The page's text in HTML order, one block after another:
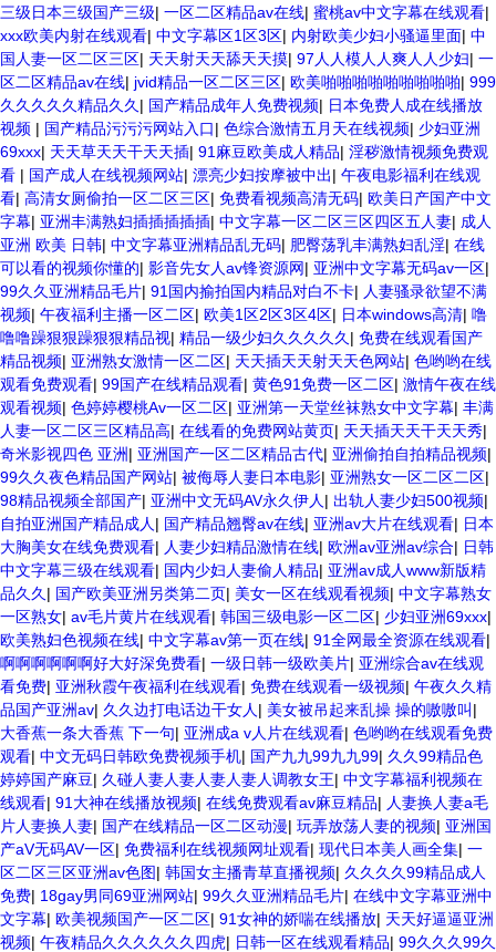
三级日本三级国产三级| 一区二区精品av在线| 蜜桃av中文字幕在线观看|
xxx欧美内射在线观看| 中文字幕区1区3区| 内射欧美少妇小骚逼里面| 中
国人妻一区二区三区| 天天射天天舔天天摸| 97人人模人人爽人人少妇| 一
区二区精品av在线| jvid精品一区二区三区| 欧美啪啪啪啪啪啪啪啪啪| 999
久久久久久精品久久 | 国产精品成年人免费视频| 日本免费人成在线播放
视频 | 国产精品污污污网站入口| 色综合激情五月天在线视频| 少妇亚洲
69xxx| 天天草天天干天天插| 91麻豆欧美成人精品| 淫秽激情视频免费观
看 | 国产成人在线视频网站| 漂亮少妇按摩被中出| 午夜电影福利在线观
看| 高清女厕偷拍一区二区三区| 免费看视频高清无码| 欧美日产国产中文
字幕| 亚洲丰满熟妇插插插插插| 中文字幕一区二区三区四区五人妻| 成人
亚洲 欧美 日韩| 中文字幕亚洲精品乱无码| 肥臀荡乳丰满熟妇乱淫| 在线
可以看的视频你懂的| 影音先女人av锋资源网| 亚洲中文字幕无码av一区|
99久久亚洲精品毛片| 91国内揄拍国内精品对白不卡| 人妻骚录欲望不满
视频| 午夜福利主播一区二区| 欧美1区2区3区4区| 日本windows高清| 噜
噜噜躁狠狠躁狠狠精品视| 精品一级少妇久久久久久 | 免费在线观看国产
精品视频| 亚洲熟女激情一区二区| 天天插天天射天天色网站| 色哟哟在线
观看免费观看| 99国产在线精品观看| 黄色91免费一区二区| 激情午夜在线
观看视频| 色婷婷樱桃Av一区二区| 亚洲第一天堂丝袜熟女中文字幕| 丰满
人妻一区二区三区精品高| 在线看的免费网站黄页| 天天插天天干天天秀|
奇米影视四色 亚洲| 亚洲国产一区二区精品古代| 亚洲偷拍自拍精品视频|
99久久夜色精品国产网站| 被侮辱人妻日本电影| 亚洲熟女一区二区二区|
98精品视频全部国产| 亚洲中文无码AV永久伊人 | 出轨人妻少妇500视频|
自拍亚洲国产精品成人 | 国产精品翘臀av在线| 亚洲av大片在线观看| 日本
大胸美女在线免费观看| 人妻少妇精品激情在线| 欧洲av亚洲av综合| 日韩
中文字幕三级在线观看| 国内少妇人妻偷人精品| 亚洲av成人www新版精
品久久 | 国产欧美亚洲另类第二页| 美女一区在线观看视频| 中文字幕熟女
一区熟女| av毛片黄片在线观看| 韩国三级电影一区二区| 少妇亚洲69xxx|
欧美熟妇色视频在线| 中文字幕av第一页在线| 91全网最全资源在线观看|
啊啊啊啊啊啊好大好深免费看| 一级日韩一级欧美片| 亚洲综合av在线观
看免费| 亚洲秋霞午夜福利在线观看| 免费在线观看一级视频| 午夜久久精
品国产亚洲av| 久久边打电话边干女人 | 美女被吊起来乱操 操的嗷嗷叫 |
大香蕉一条大香蕉 下一句| 亚洲成a v人片在线观看| 色哟哟在线观看免费
观看| 中文无码日韩欧免费视频手机| 国产九九99九九99| 久久99精品色
婷婷国产麻豆| 久碰人妻人妻人妻人妻人调教女王| 中文字幕福利视频在
线观看| 91大神在线播放视频| 在线免费观看av麻豆精品| 人妻换人妻a毛
片人妻换人妻| 国产在线精品一区二区动漫| 玩弄放荡人妻的视频| 亚洲国
产aV无码AV一区| 免费福利在线视频网址观看| 现代日本美人画全集| 一
区二区三区亚洲av色图| 韩国女主播青草直播视频| 久久久久99精品成人
免费| 18gay男同69亚洲网站| 99久久亚洲精品毛片| 在线中文字幕亚洲中
文字幕| 欧美视频国产一区二区| 91女神的娇喘在线播放| 天天好逼逼亚洲
视频| 午夜精品久久久久久久四虎| 日韩一区在线观看精品| 99久久久99久